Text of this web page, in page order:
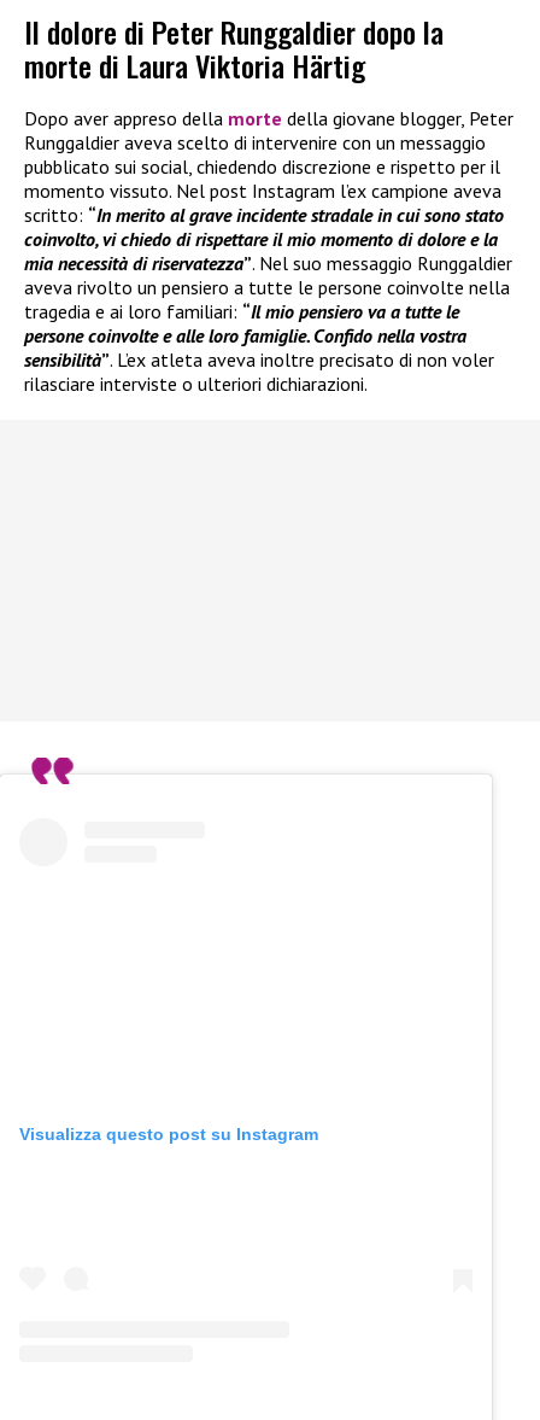
Il dolore di Peter Runggaldier dopo la
morte di Laura Viktoria Härtig
Dopo aver appreso della morte della giovane blogger, Peter
Runggaldier aveva scelto di intervenire con un messaggio
pubblicato sui social, chiedendo discrezione e rispetto per il
momento vissuto. Nel post Instagram l’ex campione aveva
scritto: “In merito al grave incidente stradale in cui sono stato
coinvolto, vi chiedo di rispettare il mio momento di dolore e la
mia necessità di riservatezza”. Nel suo messaggio Runggaldier
aveva rivolto un pensiero a tutte le persone coinvolte nella
tragedia e ai loro familiari: “Il mio pensiero va a tutte le
persone coinvolte e alle loro famiglie. Confido nella vostra
sensibilità”. L’ex atleta aveva inoltre precisato di non voler
rilasciare interviste o ulteriori dichiarazioni.
Visualizza questo post su Instagram